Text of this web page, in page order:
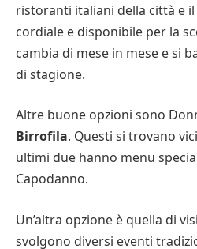
ristoranti italiani della città e
cordiale e disponibile per la
cambia di mese in mese e si
di stagione.
Altre buone opzioni sono
Birrofila. Questi si trovano
ultimi due hanno menu
Capodanno.
Un’altra opzione è quella di
svolgono diversi eventi